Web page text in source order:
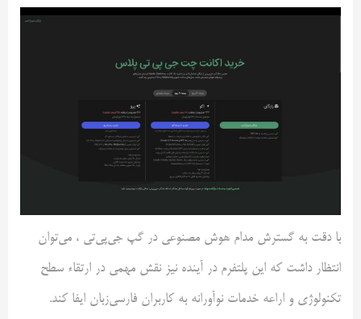
با دقت به گسترش مدام هوش مصنوعی در گپ جی‌پی‌تی ، می‌توان
انتظار داشت که این پلتفرم در آینده نیز نقش مهمی در ارتقاء سطح
تکنولوژی و اراعه خدمات نوآورانه به کاربران فارسی‌زبان ایفا کند.